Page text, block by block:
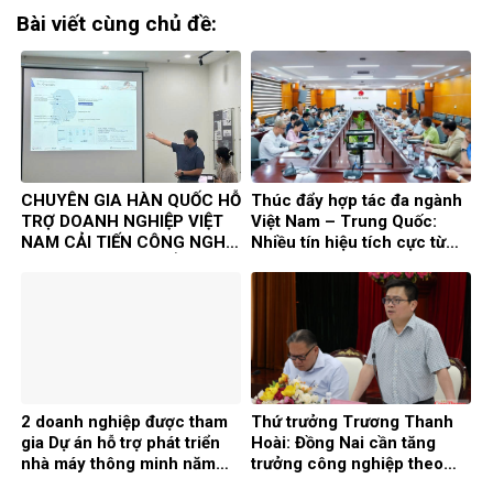
Bài viết cùng chủ đề:
CHUYÊN GIA HÀN QUỐC HỖ
TRỢ DOANH NGHIỆP VIỆT
NAM CẢI TIẾN CÔNG NGHỆ
Thúc đẩy hợp tác đa ngành
Việt Nam – Trung Quốc:
Nhiều tín hiệu tích cực từ
2 doanh nghiệp được tham
gia Dự án hỗ trợ phát triển
nhà máy thông minh năm
Thứ trưởng Trương Thanh
Hoài: Đồng Nai cần tăng
trưởng công nghiệp theo